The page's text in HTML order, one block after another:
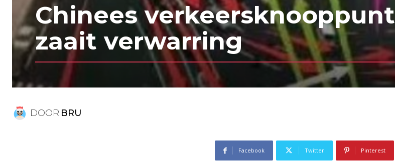
Chinees verkeersknooppunt
zaait verwarring
DOOR BRU
Facebook Twitter Pinterest